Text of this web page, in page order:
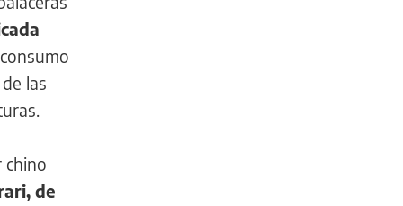
las
chino
de